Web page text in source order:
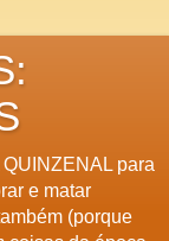
para
e matar
(porque